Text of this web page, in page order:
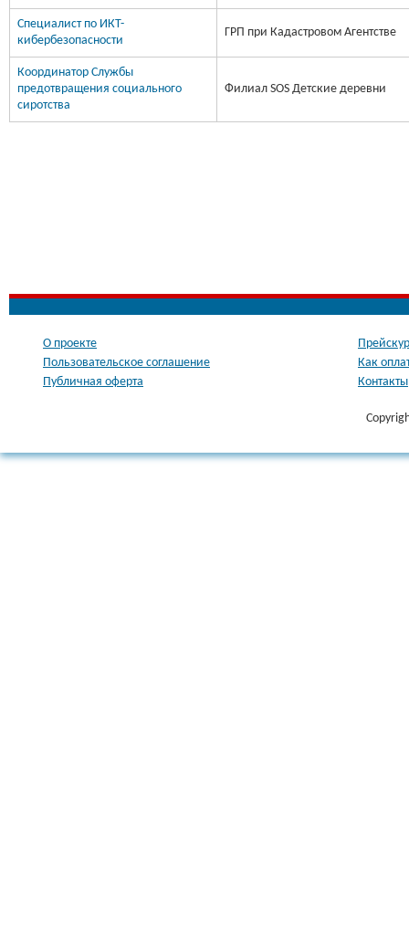
Специалист по ИКТ-
кибербезопасности
ГРП при Кадастровом Агентстве
Координатор Службы
предотвращения социального
сиротства
Филиал SOS Детские деревни
О проекте
Пользовательское соглашение
Публичная оферта
Как
Контакты